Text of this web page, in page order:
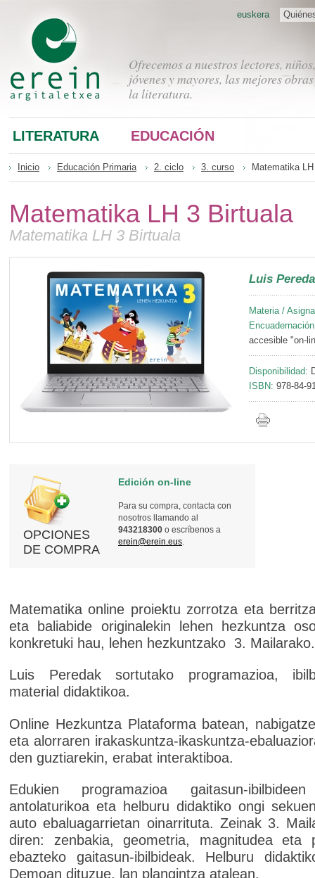
Ofrecemos a nuestros lectores, niños,
jóvenes y mayores, las mejores
la literatura.
euskera
LITERATURA EDUCACIÓN
Inicio Educación Primaria 2. ciclo 3. curso Matematika
Matematika LH 3 Birtuala
Matematika LH 3 Birtuala
Luis Pereda
Materia /
accesible "on-
Disponibilidad:
ISBN: 978-84-
OPCIONES
DE COMPRA
Edición on-line
Para su compra, contacta con
nosotros llamando al
943218300 o escríbenos a
erein@erein.eus
Matematika online proiektu zorrotza eta
eta baliabide originalekin lehen hezkuntza
konkretuki hau, lehen hezkuntzako 3. Mailarako.
Luis Peredak sortutako programazioa,
material didaktikoa.
Online Hezkuntza Plataforma batean,
eta alorraren irakaskuntza-ikaskuntza-
den guztiarekin, erabat interaktiboa.
Edukien programazioa gaitasun-
antolaturikoa eta helburu didaktiko ongi
auto ebaluagarrietan oinarrituta. Zeinak 3.
diren: zenbakia, geometria, magnitudea eta
ebazteko gaitasun-ibilbideak. Helburu
Demoan dituzue, lan plangintza atalean.